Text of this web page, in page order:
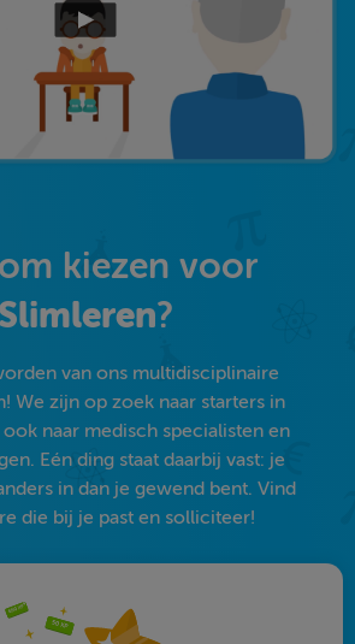
kiezen voor
Slimleren?
van ons multidisciplinaire
We zijn op zoek naar starters in
naar medisch specialisten en
Eén ding staat daarbij vast: je
in dan je gewend bent. Vind
die bij je past en solliciteer!